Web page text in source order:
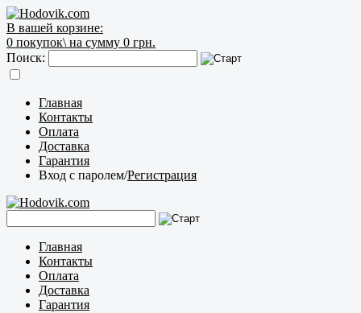
В вашей корзине:
0 покупок\ на сумму 0 грн.
Поиск:
Главная
Контакты
Оплата
Доставка
Гарантия
Вход с паролем/Регистрация
Главная
Контакты
Оплата
Доставка
Гарантия